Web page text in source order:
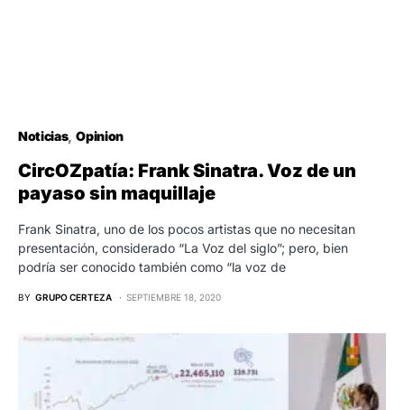
Noticias Opinion
CircOZpatía: Frank Sinatra. Voz de un
payaso sin maquillaje
Frank Sinatra, uno de los pocos artistas que no necesitan
presentación, considerado “La Voz del siglo”; pero, bien
podría ser conocido también como “la voz de
BY GRUPO CERTEZA SEPTIEMBRE 18, 2020